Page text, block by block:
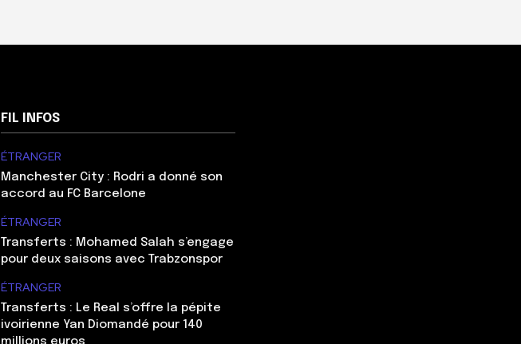
FIL INFOS
ÉTRANGER
Manchester City : Rodri a donné son
accord au FC Barcelone
ÉTRANGER
Transferts : Mohamed Salah s’engage
pour deux saisons avec Trabzonspor
ÉTRANGER
Transferts : Le Real s’offre la pépite
ivoirienne Yan Diomandé pour 140